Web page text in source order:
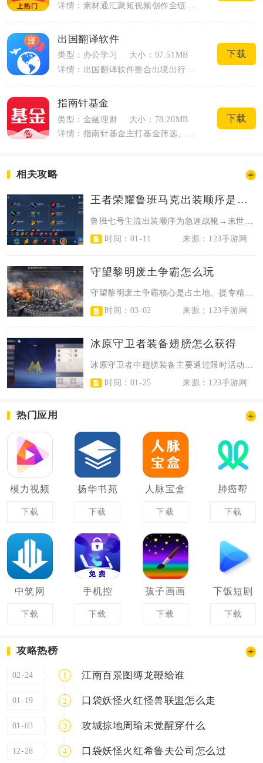
出国翻译软件
类型：办公学习
大小：97.51MB
下载
指南针基金
类型：金融理财
大小：78.20MB
下载
相关攻略
王者荣耀鲁班马克出装顺序是什么
时间：01-11
来源：123手游网
守望黎明废土争霸怎么玩
守望黎明废土争霸核心是占土地、提专精、刷荣誉、联联盟，用资源循环与专精加点快...
时间：03-02
来源：123手游网
冰原守卫者装备翅膀怎么获得
时间：01-25
来源：123手游网
热门应用
模力视频
下载
扬华书苑
下载
人脉宝盒
下载
肺癌帮
下载
中筑网
下载
手机控
下载
孩子画画
下载
下饭短剧
下载
攻略热榜
02-24 1 江南百景图缚龙鞭给谁
01-19 2 口袋妖怪火红怪兽联盟怎么走
01-03 3 攻城掠地周瑜未觉醒穿什么
12-28 4 口袋妖怪火红希鲁夫公司怎么过